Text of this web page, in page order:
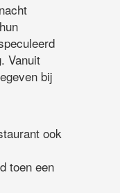
Vanuit
bij
ook
toen een